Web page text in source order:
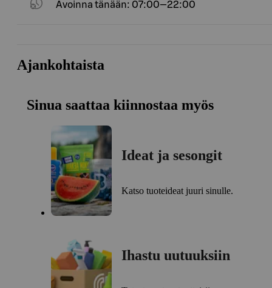
Avoinna tänään: 07:00—22:00
Ajankohtaista
Sinua saattaa kiinnostaa myös
Ideat ja sesongit
Katso tuoteideat juuri sinulle.
Ihastu uutuuksiin